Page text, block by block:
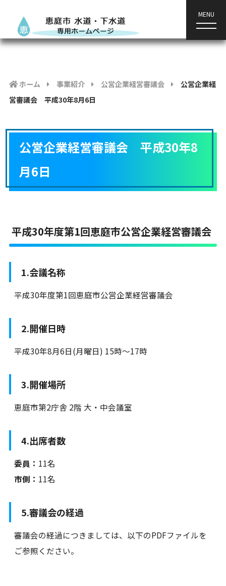
MENU
ホーム 事業紹介 公営企業経営審議会
公営企業経
営審議会 平成30年8月6日
公営企業経営審議会 平成30年8
月6日
平成30年度第1回恵庭市公営企業経営審議会
1.会議名称
平成30年度第1回恵庭市公営企業経営審議会
2.開催日時
平成30年8月6日(月曜日) 15時～17時
3.開催場所
恵庭市第2庁舎 2階 大・中会議室
4.出席者数
委員： 11名
市側： 11名
5.審議会の経過
審議会の経過につきましては、以下のPDFファイルを
ご参照ください。